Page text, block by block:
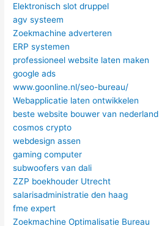
Elektronisch slot druppel
agv systeem
Zoekmachine adverteren
ERP systemen
professioneel website laten maken
google ads
www.goonline.nl/seo-bureau/
Webapplicatie laten ontwikkelen
beste website bouwer van nederland
cosmos crypto
webdesign assen
gaming computer
subwoofers van dali
ZZP boekhouder Utrecht
salarisadministratie den haag
fme expert
Zoekmachine Optimalisatie Bureau​